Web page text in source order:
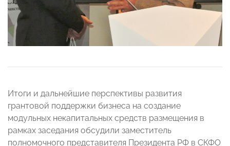
Итоги и дальнейшие перспективы развития
грантовой поддержки бизнеса на создание
модульных некапитальных средств размещения в
рамках заседания обсудили заместитель
полномочного представителя Президента РФ в СКФО